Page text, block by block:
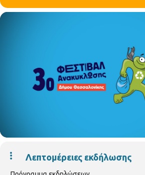
Λεπτομέρειες εκδήλωσης